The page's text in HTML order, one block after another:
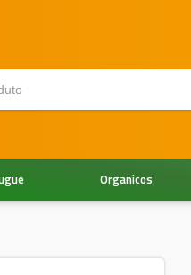
Organicos